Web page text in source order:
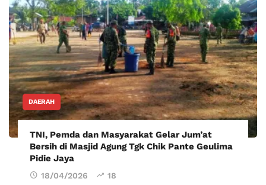
DAERAH
TNI, Pemda dan Masyarakat Gelar Jum’at
Bersih di Masjid Agung Tgk Chik Pante Geulima
Pidie Jaya
18/04/2026 18